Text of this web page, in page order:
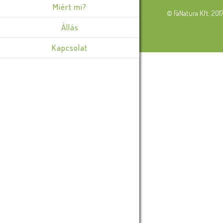
Miért mi?
Állás
Kapcsolat
© FaNatura Kft.